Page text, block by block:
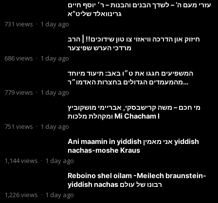
עזרי מעם ה’ – לשדך הבנים והבנות – ר׳ יוסף חיים
גרינוואלד שליט”א
731 views · 1 day ago
חיזוק און הדרכה וויאזוי צו טון שידוכים!! | הרב
מרדכי הערש שפיצער
686views · 1 day ago
המשפיעים חגגו את ט״ו באב: תיעוד מיוחד
מהמעמדים הגדולים בחצרות האדמו״ר
מסטוטשין והגרי״מ מורגשטרן
779views · 1 day ago
מי חכם – משה קרישבסקי, אבריימי מושקוביץ
ומקהלת מלכות Mi Chacham I
751 views · 1 day ago
Ani maamin in yiddish אני מאמין yiddish
nachas-moshe Kraus
1,144views · 1 day ago
Reboino shel oilam -Meilech braunstein-
yiddish nachas רבונו של עולם
1,226views · 1 day ago